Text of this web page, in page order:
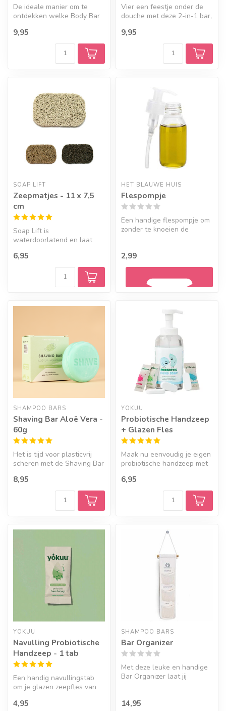
De ideale manier om te
ontdekken welke Body Bar
het bes...
9,95
Vier een feestje onder de
douche met deze 2-in-1 bar,
9,95
SOAP LIFT
Zeepmatjes - 11 x 7,5
cm
Soap Lift is
waterdoorlatend en laat
zeep. Kies een kl...
6,95
HET BLAUWE HUIS
Flespompje
Een handige flespompje om
zonder te knoeien de
2,99
Geef een seintje
SHAMPOO BARS
Shaving Bar Aloë Vera -
60g
Het is tijd voor plasticvrij
scheren met de Shaving Bar
8,95
YOKUU
Probiotische Handzeep
+ Glazen Fles
Maak nu eenvoudig je eigen
probiotische handzeep met
...
6,95
YOKUU
Navulling Probiotische
Handzeep - 1 tab
Een handig navullingstab
om je glazen zeepfles van
Ver...
4,95
SHAMPOO BARS
Bar Organizer
Met deze leuke en handige
Bar Organizer laat jij
14,95